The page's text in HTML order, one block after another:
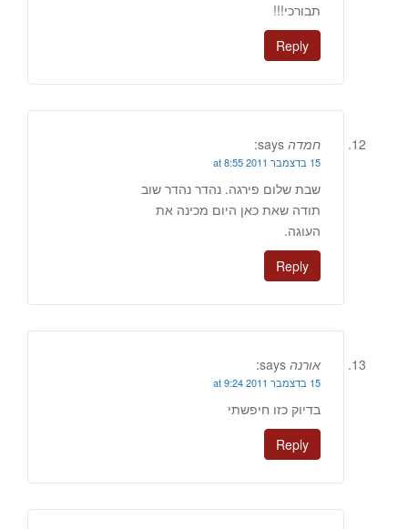
תבורכי!!!
Reply
חמדה says:
15 בדצמבר 2011 at 8:55
שבת שלום פירגה. נהדר נהדר שוב
תודה שאת כאן היום מכינה את
העוגה.
Reply
אורנה says:
15 בדצמבר 2011 at 9:24
בדיוק כזו חיפשתי
Reply